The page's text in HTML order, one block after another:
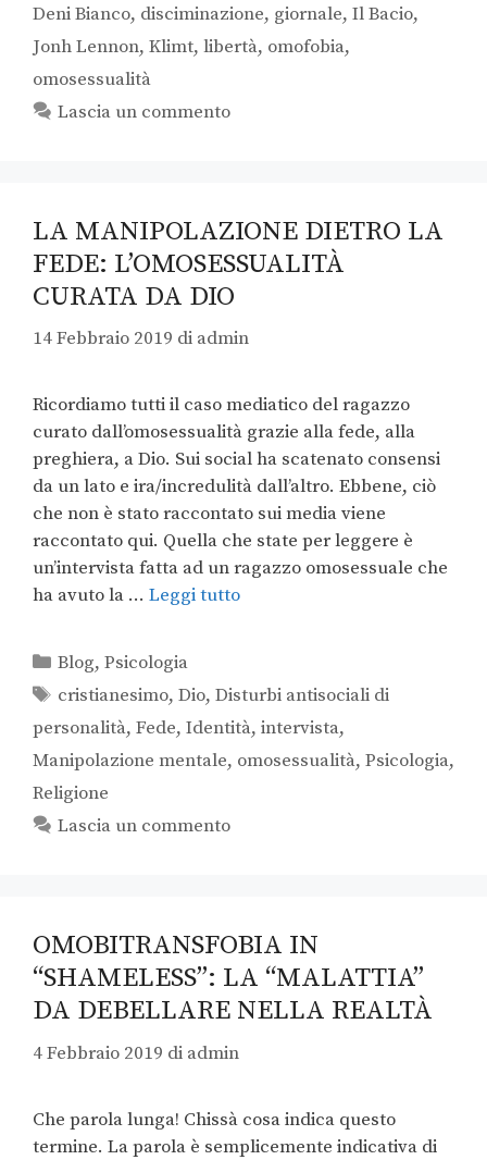
Deni Bianco, disciminazione, giornale, Il Bacio,
Jonh Lennon, Klimt, libertà, omofobia,
omosessualità
Lascia un commento
LA MANIPOLAZIONE DIETRO LA
FEDE: L’OMOSESSUALITÀ
CURATA DA DIO
14 Febbraio 2019 di admin
Ricordiamo tutti il caso mediatico del ragazzo
curato dall’omosessualità grazie alla fede, alla
preghiera, a Dio. Sui social ha scatenato consensi
da un lato e ira/incredulità dall’altro. Ebbene, ciò
che non è stato raccontato sui media viene
raccontato qui. Quella che state per leggere è
un’intervista fatta ad un ragazzo omosessuale che
ha avuto la … Leggi tutto
Blog,Psicologia
cristianesimo,Dio,Disturbi antisociali di
personalità, Fede, Identità, intervista,
Manipolazione mentale, omosessualità, Psicologia,
Religione
Lascia un commento
OMOBITRANSFOBIA IN
“SHAMELESS”: LA “MALATTIA”
DA DEBELLARE NELLA REALTÀ
4 Febbraio 2019 di admin
Che parola lunga! Chissà cosa indica questo
termine. La parola è semplicemente indicativa di